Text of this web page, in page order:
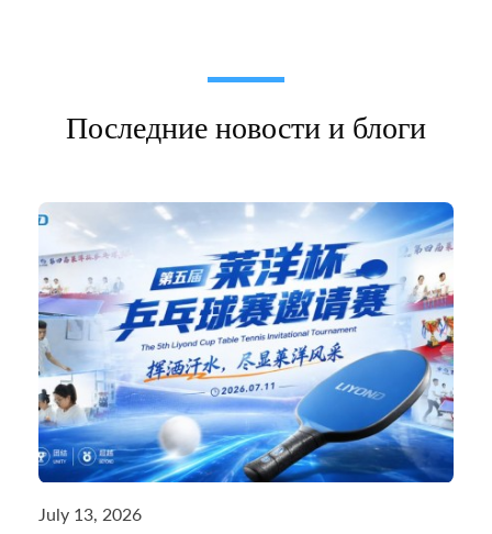
Последние новости и блоги
July 13, 2026